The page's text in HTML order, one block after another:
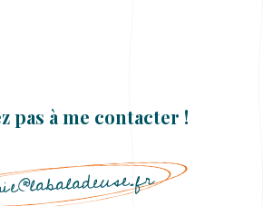
pas à me contacter !